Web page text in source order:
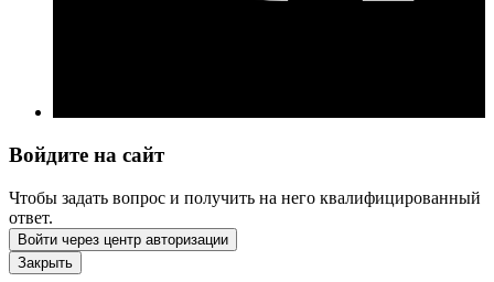
Войдите на сайт
Чтобы задать вопрос и получить на него квалифицированный
ответ.
Войти через центр авторизации
Закрыть